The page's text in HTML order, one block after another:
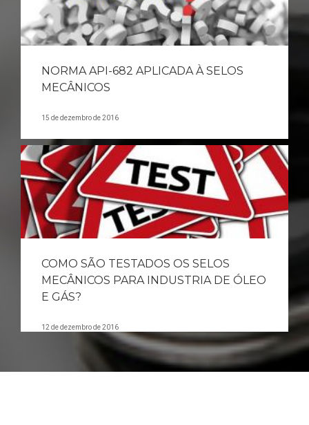
NORMA API-682 APLICADA À SELOS
MECÂNICOS
15 de dezembro de 2016
COMO SÃO TESTADOS OS SELOS
MECÂNICOS PARA INDUSTRIA DE ÓLEO
E GÁS?
12 de dezembro de 2016